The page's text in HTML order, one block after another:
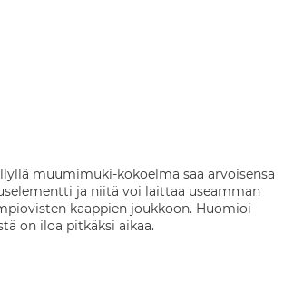
muumimuki-kokoelma saa arvoisensa
ja niitä voi laittaa useamman
kaappien joukkoon. Huomioi
on iloa pitkäksi aikaa.